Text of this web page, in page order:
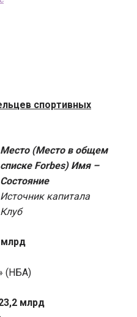
спортивных
Место (Место в общем
списке Forbes) Имя –
Состояние
Источник капитала
Клуб
млрд
(НБА)
млрд